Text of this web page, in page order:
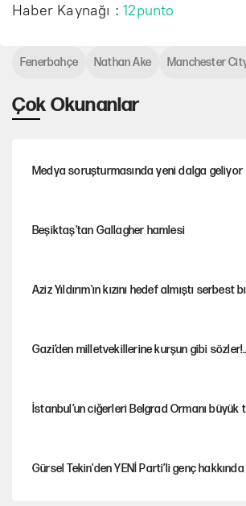
Haber Kaynağı :12punto
Çok Okunanlar
Medya soruşturmasında yeni dalga geliyor
Beşiktaş’tan Gallagher hamlesi
Aziz Yıldırım'ın kızını hedef almıştı serbest
Gazi’den milletvekillerine kurşun gibi sözler!..
İstanbul’un ciğerleri Belgrad Ormanı büyük
Gürsel Tekin'den YENİ Parti’li genç
Fenerbahçe Nathan Ake Manchester